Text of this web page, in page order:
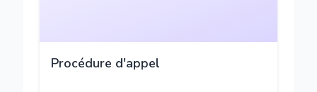
Procédure d'appel